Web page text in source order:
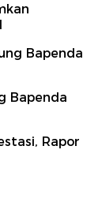
Bapenda
Bapenda
Rapor